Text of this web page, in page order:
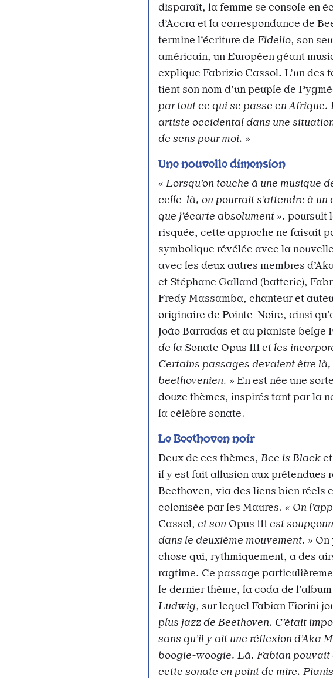
disparaît, la femme se console en
d’Accra et la correspondance de
termine l’écriture de Fidelio, son
américain, un Européen géant
explique Fabrizio Cassol. L’un des
tient son nom d’un peuple de
par tout ce qui se passe en Afrique.
artiste occidental dans une
de sens pour moi. »
Une nouvelle dimension
« Lorsqu’on touche à une musique
celle-là, on pourrait s’attendre à
que j’écarte absolument », poursuit
risquée, cette approche ne faisait
symbolique révélée avec la
avec les deux autres membres
et Stéphane Galland (batterie),
Fredy Massamba, chanteur et
originaire de Pointe-Noire, ainsi
João Barradas et au pianiste belge
de la Sonate Opus 111 et les
Certains passages devaient être
beethovenien. » En est née une
douze thèmes, inspirés tant par la
la célèbre sonate.
Le Beethoven noir
Deux de ces thèmes, Bee is Blacket
il y est fait allusion aux prétendues
Beethoven, via des liens bien réels
colonisée par les Maures. « On
Cassol, et son Opus 111 est
dans le deuxième mouvement. » On
chose qui, rythmiquement, a des
ragtime. Ce passage
le dernier thème, la coda de l’album
Ludwig, sur lequel Fabian Fiorini
plus jazz de Beethoven. C’était
sans qu’il y ait une réflexion d’Aka
boogie-woogie. Là, Fabian
cette sonate en point de mire.